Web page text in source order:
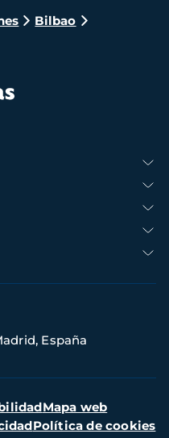
Bilbao
España
Mapa web
Política de cookies